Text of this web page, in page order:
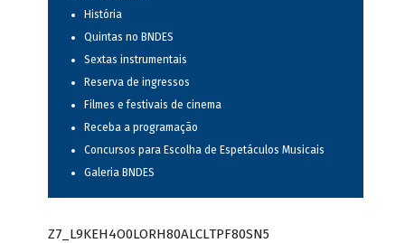
História
Quintas no BNDES
Sextas instrumentais
Reserva de ingressos
Filmes e festivais de cinema
Receba a programação
Concursos para Escolha de Espetáculos Musicais
Galeria BNDES
Z7_L9KEH4O0LORH80ALCLTPF80SN5